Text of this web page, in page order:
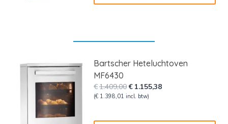
Bartscher Heteluchtoven
MF6430
€1.409,00Oorspronkelijke
prijs
€1.409,00.
€ 1.155,38Huidige
€1.155,38.
(€ 1.398,01 incl. btw)